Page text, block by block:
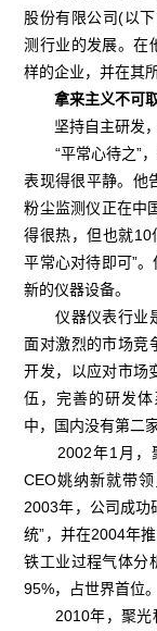
股份有限公司(以
测行业的发展。在
样的企业，并在其
拿来主义不可
坚持自主研发，
“平常心待之”，
表现得很平静。他
粉尘监测仪正在中
得很热，但也就10
平常心对待即可”
新的仪器设备。
仪器仪表行业是
面对激烈的市场竞
开发，以应对市场
伍，完善的研发
中，国内没有第二
2002年1月，聚
CEO姚纳新就带
2003年，公司成功
统”，并在2004年
铁工业过程气体分
95%，占世界首位。
2010年，聚光